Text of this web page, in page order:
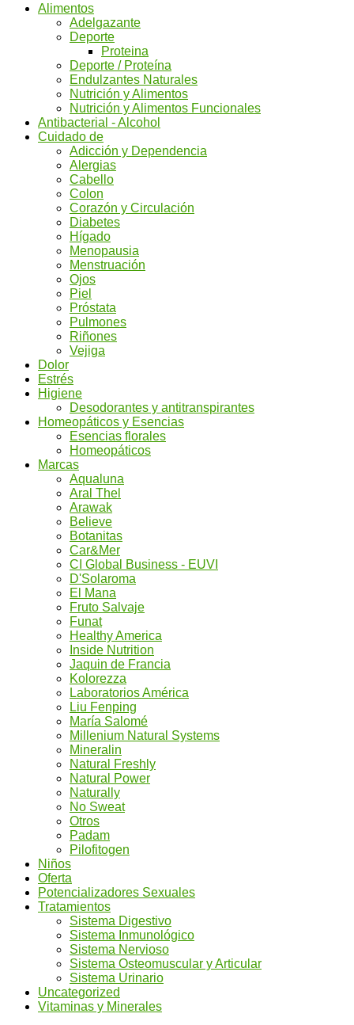
Alimentos
Adelgazante
Deporte
Proteina
Deporte / Proteína
Endulzantes Naturales
Nutrición y Alimentos
Nutrición y Alimentos Funcionales
Antibacterial - Alcohol
Cuidado de
Adicción y Dependencia
Alergias
Cabello
Colon
Corazón y Circulación
Diabetes
Hígado
Menopausia
Menstruación
Ojos
Piel
Próstata
Pulmones
Riñones
Vejiga
Dolor
Estrés
Higiene
Desodorantes y antitranspirantes
Homeopáticos y Esencias
Esencias florales
Homeopáticos
Marcas
Aqualuna
Aral Thel
Arawak
Believe
Botanitas
Car&Mer
CI Global Business - EUVI
D'Solaroma
El Mana
Fruto Salvaje
Funat
Healthy America
Inside Nutrition
Jaquin de Francia
Kolorezza
Laboratorios América
Liu Fenping
María Salomé
Millenium Natural Systems
Mineralin
Natural Freshly
Natural Power
Naturally
No Sweat
Otros
Padam
Pilofitogen
Niños
Oferta
Potencializadores Sexuales
Tratamientos
Sistema Digestivo
Sistema Inmunológico
Sistema Nervioso
Sistema Osteomuscular y Articular
Sistema Urinario
Uncategorized
Vitaminas y Minerales